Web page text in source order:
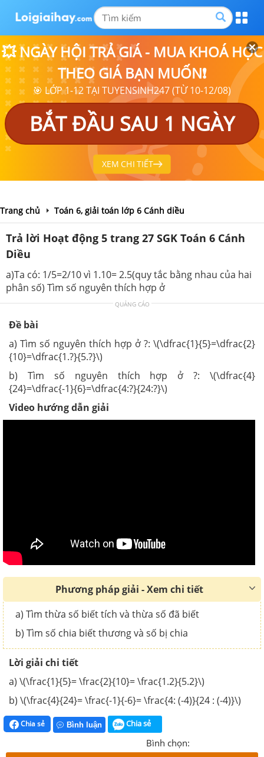
💥 NGÀY HỘI TRẢ GIÁ - MUA KHOÁ HỌC
THEO GIÁ BẠN MUỐN❗
🎯 LỚP 1-12 TẠI TUYENSINH247 (TỪ 10-12/08)
BẮT ĐẦU SAU 1 NGÀY
XEM CHI TIẾT
Trang chủ Toán 6, giải toán lớp 6 Cánh diều
Trả lời Hoạt động 5 trang 27 SGK Toán 6 Cánh
Diều
a)Ta có: 1/5=2/10 vì 1.10= 2.5(quy tắc bằng nhau của hai
phân số) Tìm số nguyên thích hợp ở
QUẢNG CÁO
Đề bài
a) Tìm số nguyên thích hợp ở ?: \(\dfrac{1}{5}=\dfrac{2}
{10}=\dfrac{1.?}{5.?}\)
b) Tìm số nguyên thích hợp ở ?: \(\dfrac{4}
{24}=\dfrac{-1}{6}=\dfrac{4:?}{24:?}\)
Video hướng dẫn giải
Phương pháp giải - Xem chi tiết
a) Tìm thừa số biết tích và thừa số đã biết
b) Tìm số chia biết thương và số bị chia
Lời giải chi tiết
a) \(\frac{1}{5}= \frac{2}{10}= \frac{1.2}{5.2}\)
b) \(\frac{4}{24}= \frac{-1}{-6}= \frac{4: (-4)}{24 : (-4)}\)
Chia sẻ Bình luận Chia sẻ
Bình chọn: